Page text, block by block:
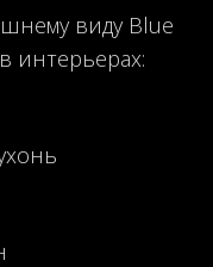
виду Blue
интерьерах: